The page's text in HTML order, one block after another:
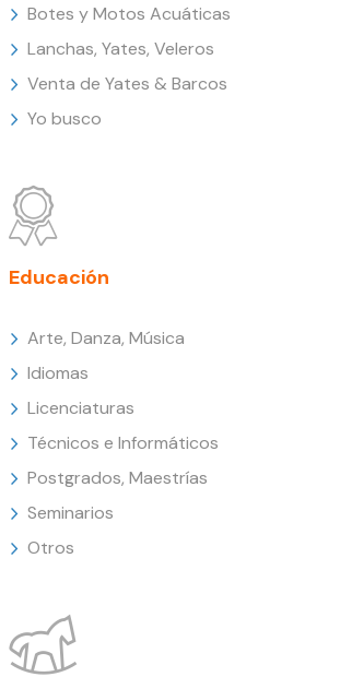
Botes y Motos Acuáticas
Lanchas, Yates, Veleros
Venta de Yates & Barcos
Yo busco
Educación
Arte, Danza, Música
Idiomas
Licenciaturas
Técnicos e Informáticos
Postgrados, Maestrías
Seminarios
Otros